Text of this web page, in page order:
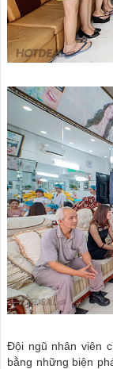
Đội ngũ nhân viên
bằng những biện